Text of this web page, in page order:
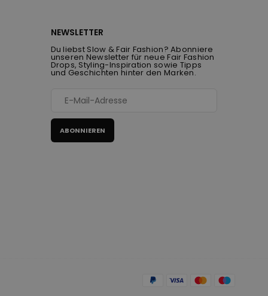
NEWSLETTER
Du liebst Slow & Fair Fashion? Abonniere
unseren Newsletter für neue Fair Fashion
Drops, Styling-Inspiration sowie Tipps
und Geschichten hinter den Marken.
ABONNIEREN